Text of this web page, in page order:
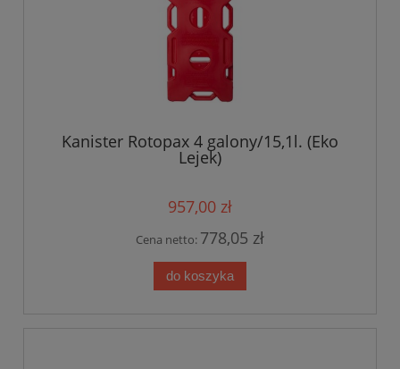
Kanister Rotopax 4 galony/15,1l. (Eko
Lejek)
957,00 zł
Cena netto: 778,05 zł
do koszyka